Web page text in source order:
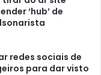
‘hub’ de
redes sociais de
para dar visto